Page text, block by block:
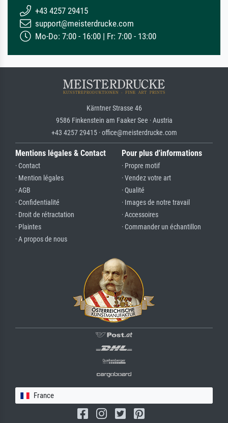
+43 4257 29415
support@meisterdrucke.com
Mo-Do: 7:00 - 16:00 | Fr: 7:00 - 13:00
Kärntner Strasse 46
9586 Finkenstein am Faaker See · Austria
+43 4257 29415 · office@meisterdrucke.com
Mentions légales & Contact
· Contact
· Mention légales
· AGB
· Confidentialité
· Droit de rétractation
· Plaintes
· A propos de nous
Pour plus d'informations
· Propre motif
· Vendez votre art
· Qualité
· Images de notre travail
· Accessoires
· Commander un échantillon
France